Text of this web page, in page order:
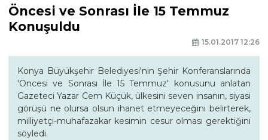
Öncesi ve Sonrası İle 15 Temmuz
Konuşuldu
15.01.2017 12:26
Konya Büyükşehir Belediyesi'nin Şehir Konferanslarında
'Öncesi ve Sonrası İle 15 Temmuz' konusunu anlatan
Gazeteci Yazar Cem Küçük, ülkesini seven insanın, siyasi
görüşü ne olursa olsun ihanet etmeyeceğini belirterek,
milliyetçi-muhafazakar kesimin cesur olması gerektiğini
söyledi.